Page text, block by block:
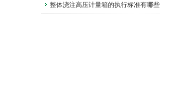
整体浇注高压计量箱的执行标准有哪些